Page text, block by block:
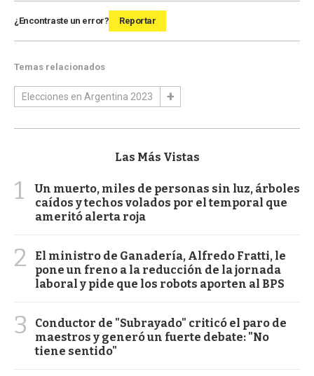
¿Encontraste un error? Reportar
Temas relacionados
Elecciones en Argentina 2023
Las Más Vistas
1
Un muerto, miles de personas sin luz, árboles
caídos y techos volados por el temporal que
ameritó alerta roja
2
El ministro de Ganadería, Alfredo Fratti, le
pone un freno a la reducción de la jornada
laboral y pide que los robots aporten al BPS
3
Conductor de "Subrayado" criticó el paro de
maestros y generó un fuerte debate: "No
tiene sentido"